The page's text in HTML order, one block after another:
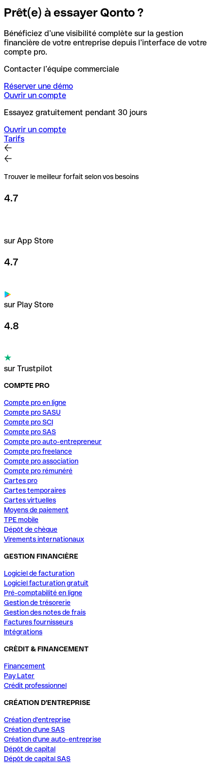
Prêt(e) à essayer Qonto ?
Bénéficiez d’une visibilité complète sur la gestion
financière de votre entreprise depuis l’interface de votre
compte pro.
Contacter l’équipe commerciale
Réserver une démo
Ouvrir un compte
Essayez gratuitement pendant 30 jours
Ouvrir un compte
Tarifs
Trouver le meilleur forfait selon vos besoins
4.7
sur App Store
4.7
sur Play Store
4.8
sur Trustpilot
COMPTE PRO
Compte pro en ligne
Compte pro SASU
Compte pro SCI
Compte pro SAS
Compte pro auto-entrepreneur
Compte pro freelance
Compte pro association
Compte pro rémunéré
Cartes pro
Cartes temporaires
Cartes virtuelles
Moyens de paiement
TPE mobile
Dépôt de chèque
Virements internationaux
GESTION FINANCIÈRE
Logiciel de facturation
Logiciel facturation gratuit
Pré-comptabilité en ligne
Gestion de trésorerie
Gestion des notes de frais
Factures fournisseurs
Intégrations
CRÈDIT & FINANCEMENT
Financement
Pay Later
Crédit professionnel
CRÉATION D'ENTREPRISE
Création d'entreprise
Création d'une SAS
Création d'une auto-entreprise
Dépôt de capital
Dépôt de capital SAS